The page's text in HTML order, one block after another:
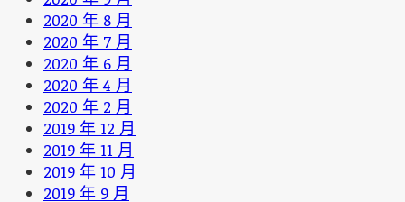
2020 年 8 月
2020 年 7 月
2020 年 6 月
2020 年 4 月
2020 年 2 月
2019 年 12 月
2019 年 11 月
2019 年 10 月
2019 年 9 月